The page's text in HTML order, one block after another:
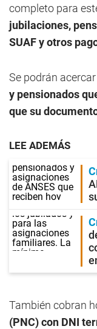
completo para
jubilaciones,
SUAF y otros
Se podrán
y pensionados
que su
LEE ADEMÁS
También cobran
(PNC) con DNI